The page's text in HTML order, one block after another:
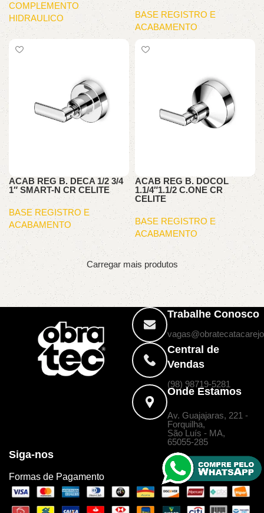
COMPLEMENTO
HIDRAULICO
BASE REGISTRO E
ACABAMENTO
ACAB REG B. DECA 1/2 3/4
1″ SMART-N CR CELITE
BASE REGISTRO E
ACABAMENTO
ACAB REG B. DOCOL
1.1/4″1.1/2 C.ONE CR
CELITE
BASE REGISTRO E
ACABAMENTO
Carregar mais produtos
Trabalhe Conosco
Central de
Vendas
(98) 98719-5281
Onde Estamos
Av. Guajajaras, 221 -
Forquilha,
São Luís - MA,
65055-285
Siga-nos
Formas de Pagamento